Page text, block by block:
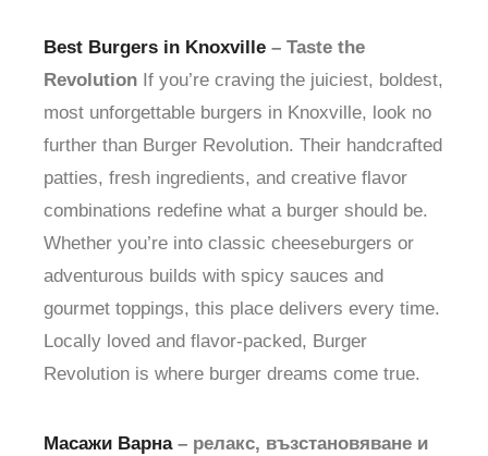
Best Burgers in Knoxville – Taste the
Revolution If you’re craving the juiciest, boldest,
most unforgettable burgers in Knoxville, look no
further than Burger Revolution. Their handcrafted
patties, fresh ingredients, and creative flavor
combinations redefine what a burger should be.
Whether you’re into classic cheeseburgers or
adventurous builds with spicy sauces and
gourmet toppings, this place delivers every time.
Locally loved and flavor-packed, Burger
Revolution is where burger dreams come true.
Масажи Варна– релакс, възстановяване и